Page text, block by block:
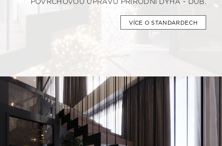
POVRCHOVOU ÚPRAVU PŘÍRODNÍ DÝHA - DUB.
VÍCE O STANDARDECH